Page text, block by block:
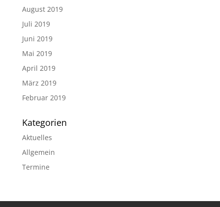
August 2019
Juli 2019
Juni 2019
Mai 2019
April 2019
März 2019
Februar 2019
Kategorien
Aktuelles
Allgemein
Termine